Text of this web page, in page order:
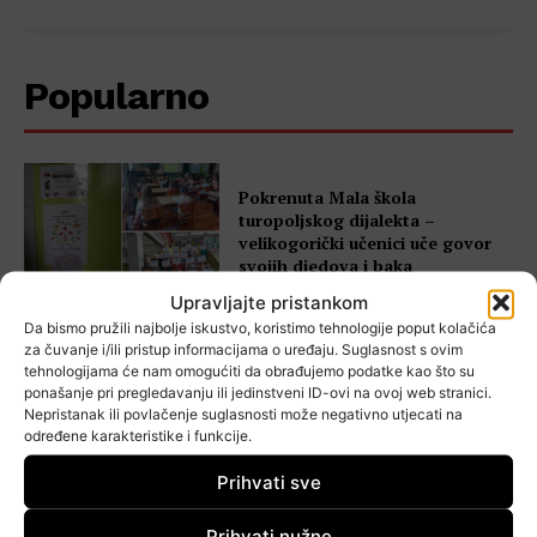
Upravljajte pristankom
Da bismo pružili najbolje iskustvo, koristimo tehnologije poput kolačića
za čuvanje i/ili pristup informacijama o uređaju. Suglasnost s ovim
tehnologijama će nam omogućiti da obrađujemo podatke kao što su
ponašanje pri pregledavanju ili jedinstveni ID-ovi na ovoj web stranici.
Nepristanak ili povlačenje suglasnosti može negativno utjecati na
određene karakteristike i funkcije.
Prihvati sve
Popularno
Pokrenuta Mala škola
turopoljskog dijalekta –
velikogorički učenici uče govor
svojih djedova i baka
Jurjevo se vraća u sučije!
Krijesovi se pale u 12 mjesta,
završnica u gradskom parku
Počela obnova Muzeja Turopolja